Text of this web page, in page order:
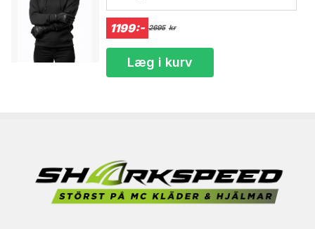
1199:- 2695 kr
Læg i kurv